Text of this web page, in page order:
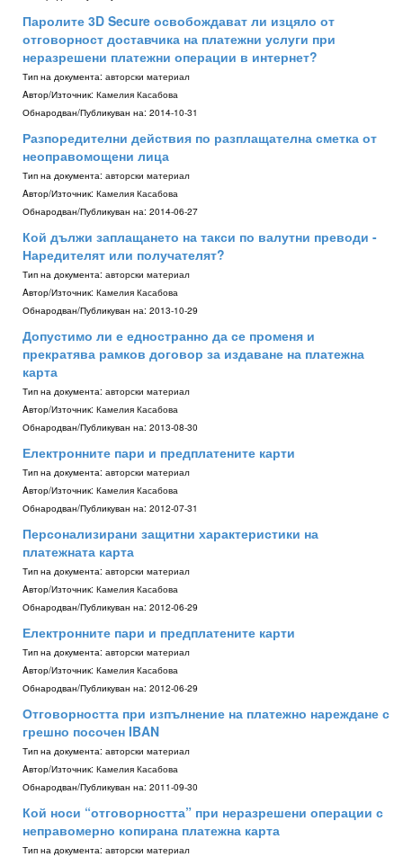
Паролите 3D Secure освобождават ли изцяло от
отговорност доставчика на платежни услуги при
неразрешени платежни операции в интернет?
Тип на документа: авторски материал
Aвтор/Източник: Камелия Касабова
Обнародван/Публикуван на: 2014-10-31
Разпоредителни действия по разплащателна сметка от
неоправомощени лица
Тип на документа: авторски материал
Aвтор/Източник: Камелия Касабова
Обнародван/Публикуван на: 2014-06-27
Кой дължи заплащането на такси по валутни преводи -
Наредителят или получателят?
Тип на документа: авторски материал
Aвтор/Източник: Камелия Касабова
Обнародван/Публикуван на: 2013-10-29
Допустимо ли е едностранно да се променя и
прекратява рамков договор за издаване на платежна
карта
Тип на документа: авторски материал
Aвтор/Източник: Камелия Касабова
Обнародван/Публикуван на: 2013-08-30
Електронните пари и предплатените карти
Тип на документа: авторски материал
Aвтор/Източник: Камелия Касабова
Обнародван/Публикуван на: 2012-07-31
Персонализирани защитни характеристики на
платежната карта
Тип на документа: авторски материал
Aвтор/Източник: Камелия Касабова
Обнародван/Публикуван на: 2012-06-29
Електронните пари и предплатените карти
Тип на документа: авторски материал
Aвтор/Източник: Камелия Касабова
Обнародван/Публикуван на: 2012-06-29
Отговорността при изпълнение на платежно нареждане с
грешно посочен IBAN
Тип на документа: авторски материал
Aвтор/Източник: Камелия Касабова
Обнародван/Публикуван на: 2011-09-30
Кой носи “отговорността” при неразрешени операции с
неправомерно копирана платежна карта
Тип на документа: авторски материал